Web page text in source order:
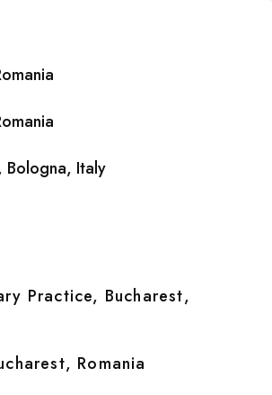
Bologna, Italy
Practice, Bucharest,
Romania